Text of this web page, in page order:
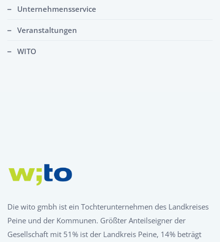
Unternehmensservice
Veranstaltungen
WITO
Die wito gmbh ist ein Tochterunternehmen des Landkreises
Peine und der Kommunen. Größter Anteilseigner der
Gesellschaft mit 51% ist der Landkreis Peine, 14% beträgt